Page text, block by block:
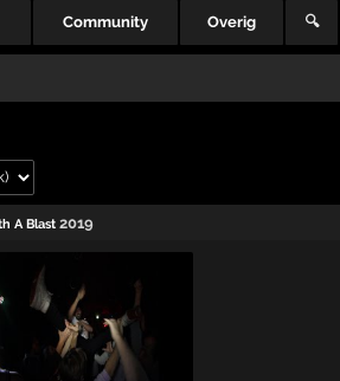
Community Overig 🔍
A Blast 2019